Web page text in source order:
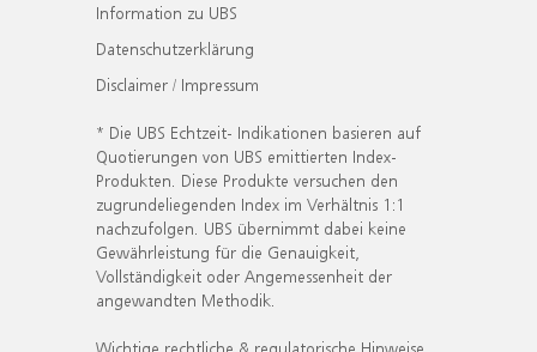
Information zu UBS
Datenschutzerklärung
Disclaimer / Impressum
* Die UBS Echtzeit- Indikationen basieren auf
Quotierungen von UBS emittierten Index-
Produkten. Diese Produkte versuchen den
zugrundeliegenden Index im Verhältnis 1:1
nachzufolgen. UBS übernimmt dabei keine
Gewährleistung für die Genauigkeit,
Vollständigkeit oder Angemessenheit der
angewandten Methodik.